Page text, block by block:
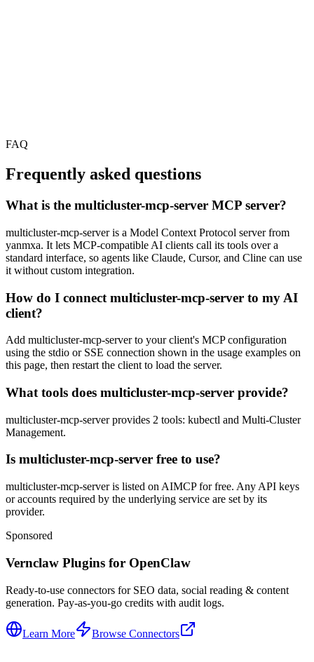
FAQ
Frequently asked questions
What is the multicluster-mcp-server MCP server?
multicluster-mcp-server is a Model Context Protocol server from
yanmxa. It lets MCP-compatible AI clients call its tools over a
standard interface, so agents like Claude, Cursor, and Cline can use
it without custom integration.
How do I connect multicluster-mcp-server to my AI
client?
Add multicluster-mcp-server to your client's MCP configuration
using the stdio or SSE connection shown in the usage examples on
this page, then restart the client to load the server.
What tools does multicluster-mcp-server provide?
multicluster-mcp-server provides 2 tools: kubectl and Multi-Cluster
Management.
Is multicluster-mcp-server free to use?
multicluster-mcp-server is listed on AIMCP for free. Any API keys
or accounts required by the underlying service are set by its
provider.
Sponsored
Vernclaw Plugins for OpenClaw
Ready-to-use connectors for SEO data, social reading & content
generation. Pay-as-you-go credits with audit logs.
Learn More Browse Connectors